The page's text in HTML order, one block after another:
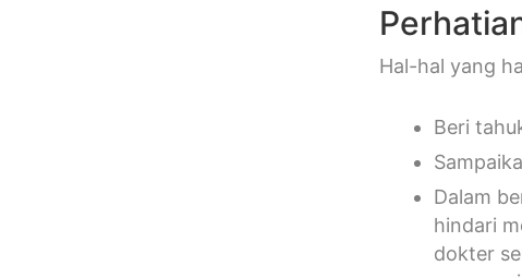
Hal-hal yang
Beri
Dalam
hindari
dokter